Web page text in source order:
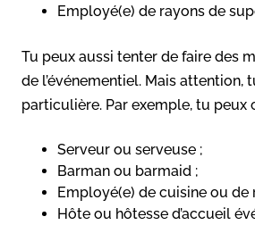
Employé(e) de rayons de
Tu peux aussi tenter de faire des
de l’événementiel. Mais
particulière. Par exemple, tu peux
Serveur ou serveuse ;
Barman ou barmaid ;
Employé(e) de cuisine ou de
Hôte ou hôtesse d’accueil